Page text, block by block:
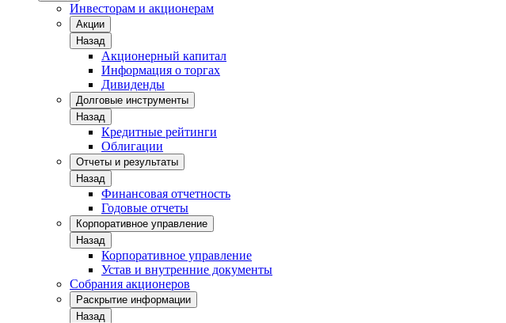
Инвесторам и акционерам
Акции
Назад
Акционерный капитал
Информация о торгах
Дивиденды
Долговые инструменты
Назад
Кредитные рейтинги
Облигации
Отчеты и результаты
Назад
Финансовая отчетность
Годовые отчеты
Корпоративное управление
Назад
Корпоративное управление
Устав и внутренние документы
Собрания акционеров
Раскрытие информации
Назад